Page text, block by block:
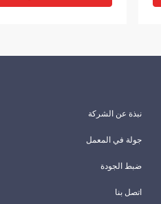
نبذة عن الشركة
جولة في المعمل
ضبط الجودة
اتصل بنا